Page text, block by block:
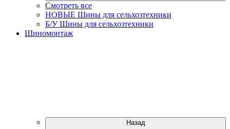
Смотреть все
НОВЫЕ Шины для сельхозтехники
Б/У Шины для сельхозтехники
Шиномонтаж
Назад